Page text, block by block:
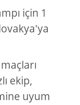
için 1
ekip,
uyum